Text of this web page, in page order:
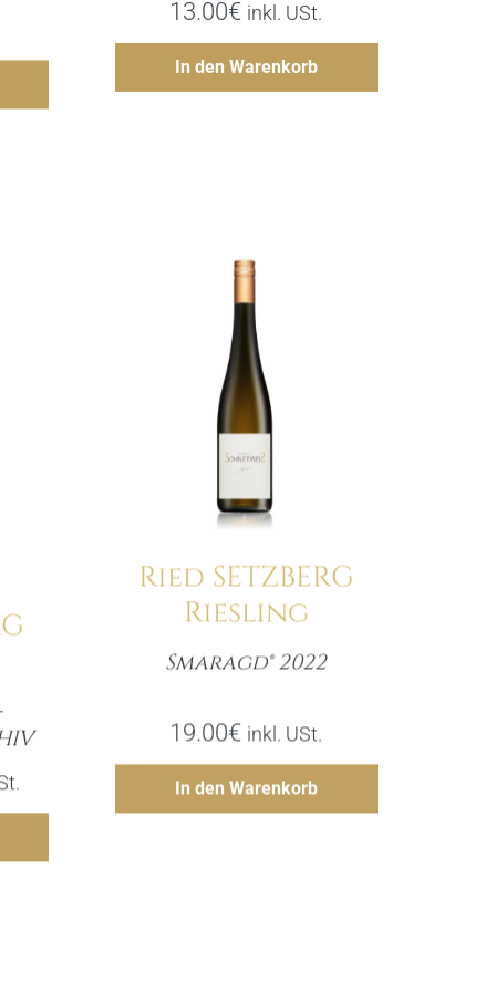
13.00€ inkl. USt.
In den Warenkorb
Hinzufügen
Ried SETZBERG
Riesling
Smaragd® 2022
19.00€ inkl. USt.
In den Warenkorb
Menge
Hinzufügen